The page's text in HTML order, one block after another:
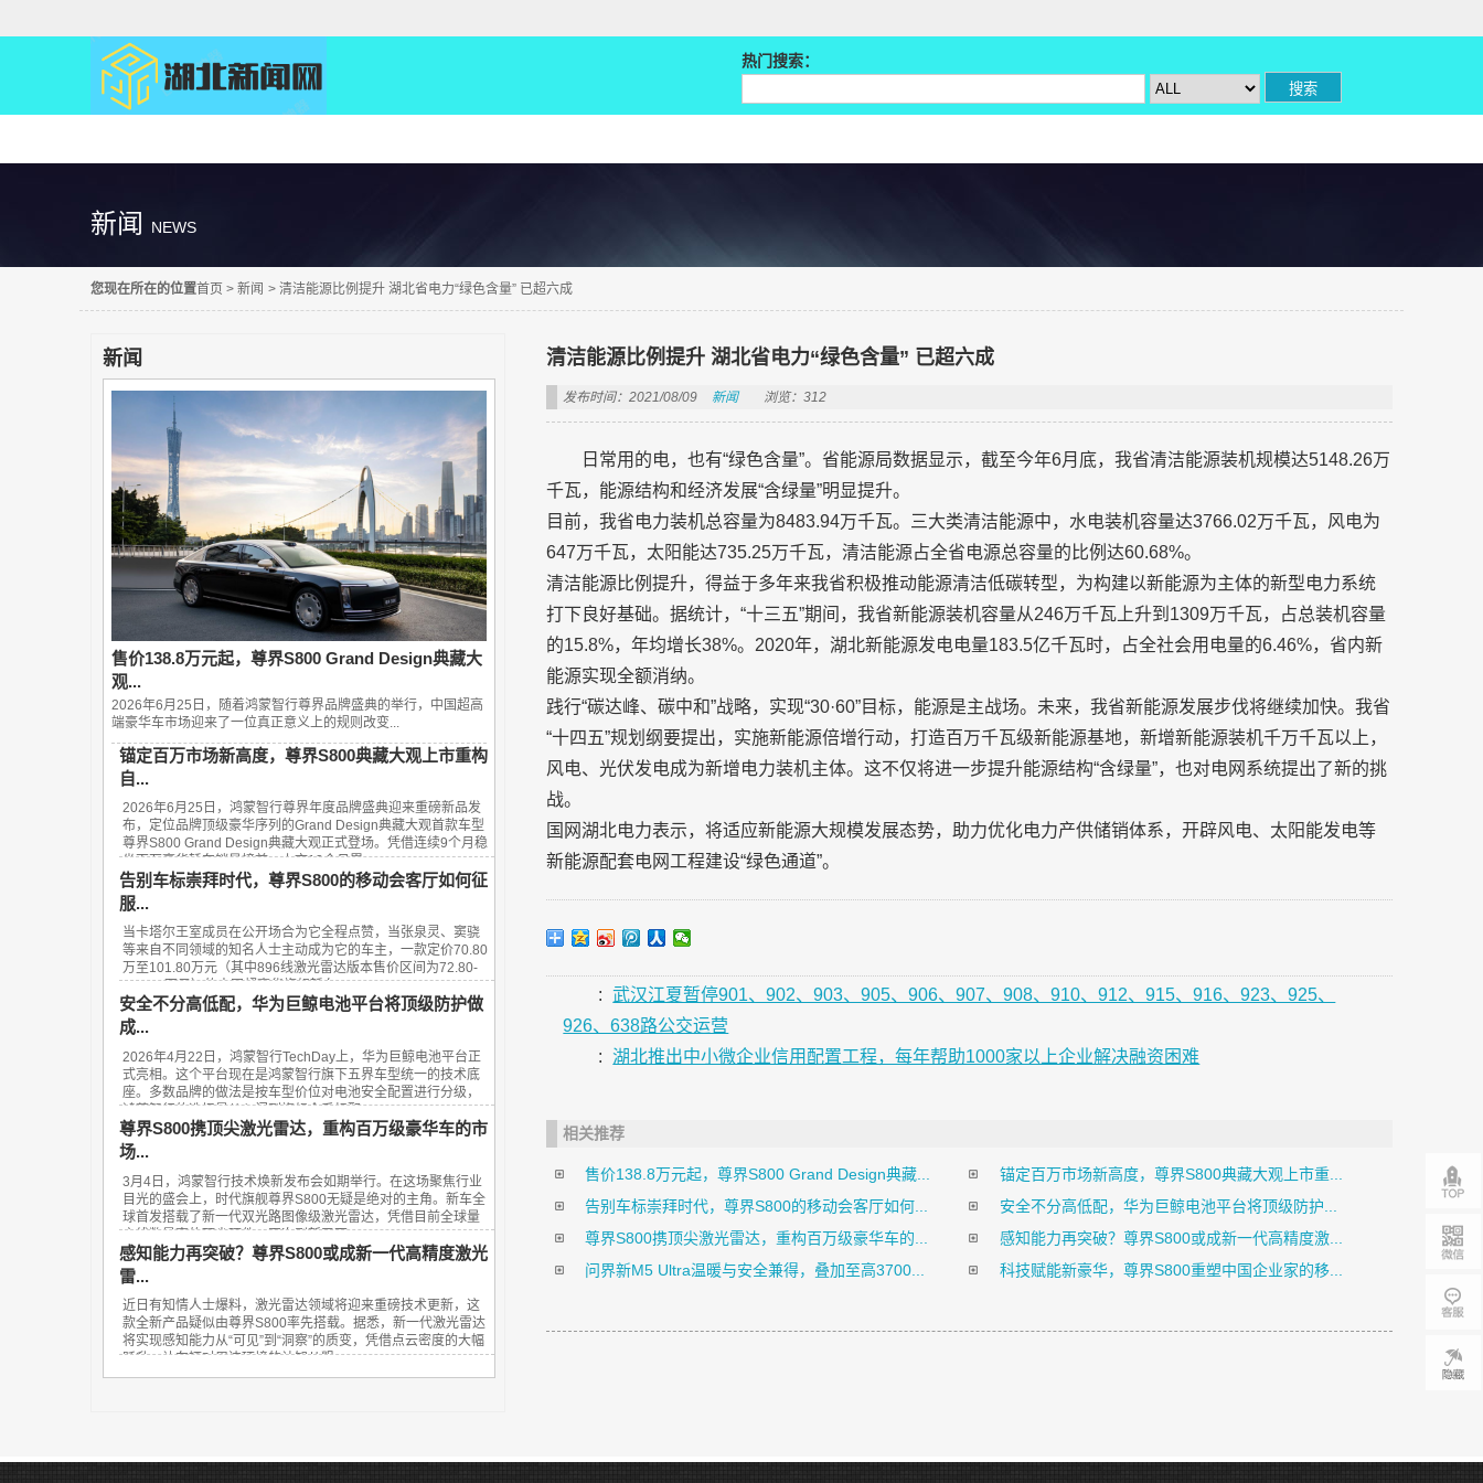
热门搜索：
新闻 NEWS
您现在所在的位置首页 > 新闻 > 清洁能源比例提升 湖北省电力“绿色含量” 已超六成
新闻
售价138.8万元起，尊界S800 Grand Design典藏大
观...
2026年6月25日，随着鸿蒙智行尊界品牌盛典的举行，中国超高
端豪华车市场迎来了一位真正意义上的规则改变...
锚定百万市场新高度，尊界S800典藏大观上市重构
自...
2026年6月25日，鸿蒙智行尊界年度品牌盛典迎来重磅新品发
布，定位品牌顶级豪华序列的Grand Design典藏大观首款车型
尊界S800 Grand Design典藏大观正式登场。凭借连续9个月稳
坐百万豪华轿车销量榜首、上市13个月累...
告别车标崇拜时代，尊界S800的移动会客厅如何征
服...
当卡塔尔王室成员在公开场合为它全程点赞，当张泉灵、窦骁
等来自不同领域的知名人士主动成为它的车主，一款定价70.80
万至101.80万元（其中896线激光雷达版本售价区间为72.80-
101.80万元）的中国超豪华旗舰轿车——...
安全不分高低配，华为巨鲸电池平台将顶级防护做
成...
2026年4月22日，鸿蒙智行TechDay上，华为巨鲸电池平台正
式亮相。这个平台现在是鸿蒙智行旗下五界车型统一的技术底
座。多数品牌的做法是按车型价位对电池安全配置进行分级，
鸿蒙智行的选择是从入门到旗舰全系标配...
尊界S800携顶尖激光雷达，重构百万级豪华车的市
场...
3月4日，鸿蒙智行技术焕新发布会如期举行。在这场聚焦行业
目光的盛会上，时代旗舰尊界S800无疑是绝对的主角。新车全
球首发搭载了新一代双光路图像级激光雷达，凭借目前全球量
产线数最高的顶尖硬件，再次刷新了百...
感知能力再突破？尊界S800或成新一代高精度激光
雷...
近日有知情人士爆料，激光雷达领域将迎来重磅技术更新，这
款全新产品疑似由尊界S800率先搭载。据悉，新一代激光雷达
将实现感知能力从“可见”到“洞察”的质变，凭借点云密度的大幅
跃升，让车辆对周边环境的认知从粗...
清洁能源比例提升 湖北省电力“绿色含量” 已超六成
发布时间：2021/08/09 新闻 浏览：312
日常用的电，也有“绿色含量”。省能源局数据显示，截至今年6月底，我省清洁能源装机规模达5148.26万
千瓦，能源结构和经济发展“含绿量”明显提升。
目前，我省电力装机总容量为8483.94万千瓦。三大类清洁能源中，水电装机容量达3766.02万千瓦，风电为
647万千瓦，太阳能达735.25万千瓦，清洁能源占全省电源总容量的比例达60.68%。
清洁能源比例提升，得益于多年来我省积极推动能源清洁低碳转型，为构建以新能源为主体的新型电力系统
打下良好基础。据统计，“十三五”期间，我省新能源装机容量从246万千瓦上升到1309万千瓦，占总装机容量
的15.8%，年均增长38%。2020年，湖北新能源发电电量183.5亿千瓦时，占全社会用电量的6.46%，省内新
能源实现全额消纳。
践行“碳达峰、碳中和”战略，实现“30·60”目标，能源是主战场。未来，我省新能源发展步伐将继续加快。我省
“十四五”规划纲要提出，实施新能源倍增行动，打造百万千瓦级新能源基地，新增新能源装机千万千瓦以上，
风电、光伏发电成为新增电力装机主体。这不仅将进一步提升能源结构“含绿量”，也对电网系统提出了新的挑
战。
国网湖北电力表示，将适应新能源大规模发展态势，助力优化电力产供储销体系，开辟风电、太阳能发电等
新能源配套电网工程建设“绿色通道”。
:
武汉江夏暂停901、902、903、905、906、907、908、910、912、915、916、923、925、
926、638路公交运营
:
湖北推出中小微企业信用配置工程，每年帮助1000家以上企业解决融资困难
相关推荐
售价138.8万元起，尊界S800 Grand Design典藏...
锚定百万市场新高度，尊界S800典藏大观上市重...
告别车标崇拜时代，尊界S800的移动会客厅如何...
安全不分高低配，华为巨鲸电池平台将顶级防护...
尊界S800携顶尖激光雷达，重构百万级豪华车的...
感知能力再突破？尊界S800或成新一代高精度激...
问界新M5 Ultra温暖与安全兼得，叠加至高3700...
科技赋能新豪华，尊界S800重塑中国企业家的移...